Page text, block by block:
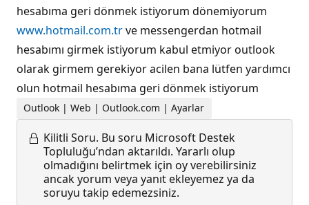
hesabıma geri dönmek istiyorum dönemiyorum
www.hotmail.com.trve messengerdan hotmail
hesabımı girmek istiyorum kabul etmiyor outlook
olarak girmem gerekiyor acilen bana lütfen yardımcı
olun hotmail hesabıma geri dönmek istiyorum
Outlook | Web | Outlook.com | Ayarlar
Kilitli Soru. Bu soru Microsoft Destek
Topluluğu’ndan aktarıldı. Yararlı olup
olmadığını belirtmek için oy verebilirsiniz
ancak yorum veya yanıt ekleyemez ya da
soruyu takip edemezsiniz.